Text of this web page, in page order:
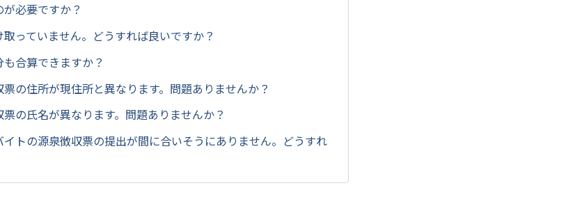
必要ですか？
っていません。どうすれば良いですか？
合算できますか？
の住所が現住所と異なります。問題ありませんか？
の氏名が異なります。問題ありませんか？
トの源泉徴収票の提出が間に合いそうにありません。どうすれ